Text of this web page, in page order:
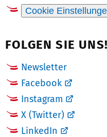
Cookie
FOLGEN SIE UNS!
Newsletter
Facebook
Instagram
X (Twitter)
LinkedIn